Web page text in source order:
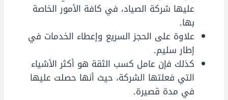
عليها شركة الصياد، في كافة الأمور الخاصة
بها.
علاوة على الحجز السريع وإعطاء الخدمات في
إطار سليم.
كذلك فإن عامل كسب الثقة هو أكثر الأشياء
التي فعلتها الشركة، حيث أنها حصلت عليها
في مدة قصيرة.